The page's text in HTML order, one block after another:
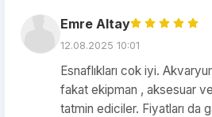
Emre Altay
12.08.2025 10:01
Esnaflıkları cok iyi.
fakat ekipman , aksesuar
tatmin ediciler. Fiyatları da